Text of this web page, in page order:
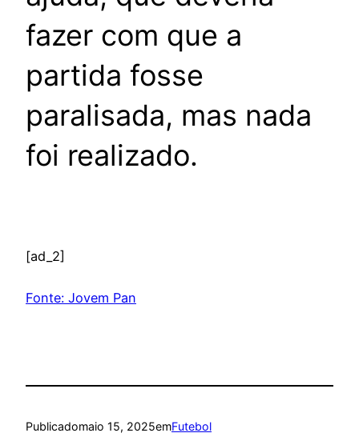
fazer com que a
partida fosse
paralisada, mas nada
foi realizado.
[ad_2]
Fonte: Jovem Pan
Publicadomaio 15, 2025emFutebol